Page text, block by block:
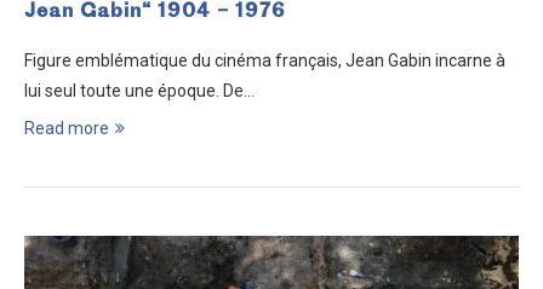
Jean Gabin“ 1904 – 1976
Figure emblématique du cinéma français, Jean Gabin incarne à
lui seul toute une époque. De…
Read more